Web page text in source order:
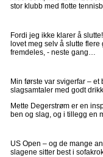
stor klubb med flotte
Fordi jeg ikke klarer å
lovet meg selv å slutte
fremdeles, - neste gang…
Min første var svigerfar –
slagsamtaler med godt
Mette Degerstrøm er en
ben og slag, og i tillegg en
US Open – og de mange
slagene sitter best i